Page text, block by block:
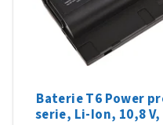
Baterie T6 Power
serie, Li-Ion, 10,8 V,